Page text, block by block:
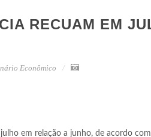
RECUAM EM
Econômico
em relação a junho, de acordo